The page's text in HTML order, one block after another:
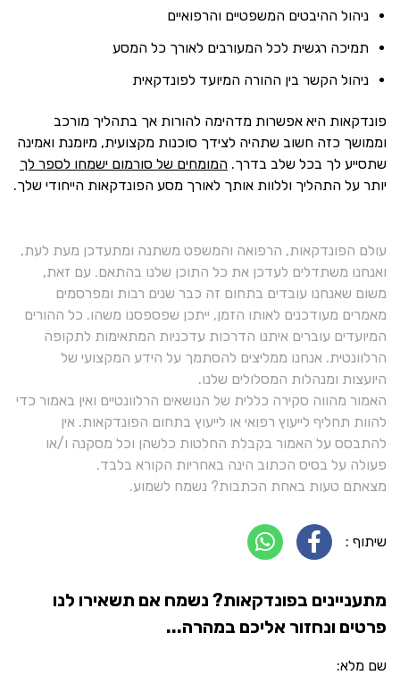
ניהול ההיבטים המשפטיים והרפואיים
תמיכה רגשית לכל המעורבים לאורך כל המסע
ניהול הקשר בין ההורה המיועד לפונדקאית
פונדקאות היא אפשרות מדהימה להורות אך בתהליך מורכב
וממושך כזה חשוב שתהיה לצידך סוכנות מקצועית, מיומנת ואמינה
שתסייע לך בכל שלב בדרך. המומחים של סורמום ישמחו לספר לך
יותר על התהליך וללוות אותך לאורך מסע הפונדקאות הייחודי שלך.
עולם הפונדקאות, הרפואה והמשפט משתנה ומתעדכן מעת לעת,
ואנחנו משתדלים לעדכן את כל התוכן שלנו בהתאם. עם זאת,
משום שאנחנו עובדים בתחום זה כבר שנים רבות ומפרסמים
מאמרים מעודכנים לאותו הזמן, ייתכן שפספסנו משהו. כל ההורים
המיועדים עוברים איתנו הדרכות עדכניות המתאימות לתקופה
הרלוונטית. אנחנו ממליצים להסתמך על הידע המקצועי של
היועצות ומנהלות המסלולים שלנו.
האמור מהווה סקירה כללית של הנושאים הרלוונטיים ואין באמור כדי
להוות תחליף לייעוץ רפואי או לייעוץ בתחום הפונדקאות. אין
להתבסס על האמור בקבלת החלטות כלשהן וכל מסקנה ו/או
פעולה על בסיס הכתוב הינה באחריות הקורא בלבד.
מצאתם טעות באחת הכתבות? נשמח לשמוע.
שיתוף :
מתעניינים בפונדקאות? נשמח אם תשאירו לנו
פרטים ונחזור אליכם במהרה...
שם מלא: